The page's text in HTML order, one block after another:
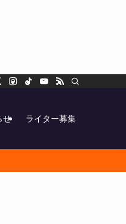
せ ライター募集